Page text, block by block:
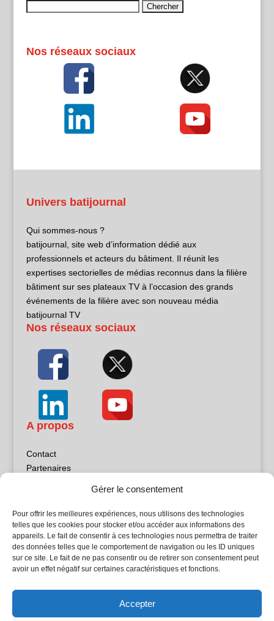
Gérer le consentement
Pour offrir les meilleures expériences, nous utilisons des technologies
telles que les cookies pour stocker et/ou accéder aux informations des
appareils. Le fait de consentir à ces technologies nous permettra de traiter
des données telles que le comportement de navigation ou les ID uniques
sur ce site. Le fait de ne pas consentir ou de retirer son consentement peut
avoir un effet négatif sur certaines caractéristiques et fonctions.
Accepter
Nos réseaux sociaux
Univers batijournal
Qui sommes-nous ?
batijournal, site web d’information dédié aux
professionnels et acteurs du bâtiment. Il réunit les
expertises sectorielles de médias reconnus dans la filière
bâtiment sur ses plateaux TV à l’occasion des grands
événements de la filière avec son nouveau média
batijournal TV
Nos réseaux sociaux
A propos
Contact
Partenaires
Politique de confidentialité
Sites partenaires
5Façades
Atrium Patrimoine